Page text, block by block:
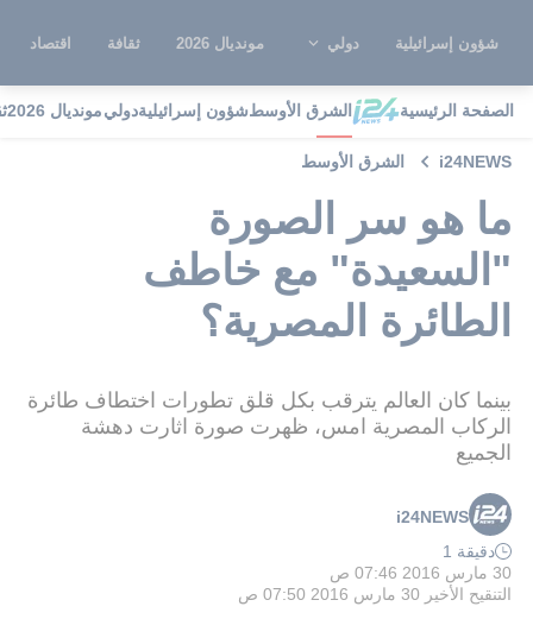
شؤون إسرائيلية دولي مونديال 2026 ثقافة اقتصاد
الصفحة الرئيسية الشرق الأوسطشؤون إسرائيليةدوليمونديال 2026
i24NEWS الشرق الأوسط
ما هو سر الصورة
"السعيدة" مع خاطف
الطائرة المصرية؟
بينما كان العالم يترقب بكل قلق تطورات اختطاف طائرة
الركاب المصرية امس، ظهرت صورة اثارت دهشة
الجميع
i24NEWS
دقيقة 1
30 مارس 2016 07:46 ص
التنقيح الأخير 30 مارس 2016 07:50 ص